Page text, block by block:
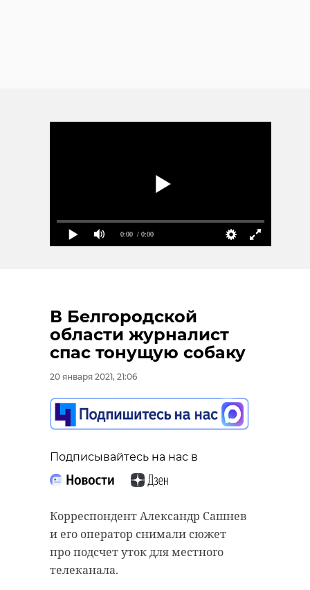
0:00 / 0:00
В Белгородской
области журналист
спас тонущую собаку
20 января 2021, 21:06
Подписывайтесь на нас в
Корреспондент Александр Сашнев
и его оператор снимали сюжет
про подсчет уток для местного
телеканала.